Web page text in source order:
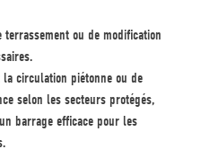
terrassement ou de modification
la circulation piétonne ou de
selon les secteurs protégés,
barrage efficace pour les